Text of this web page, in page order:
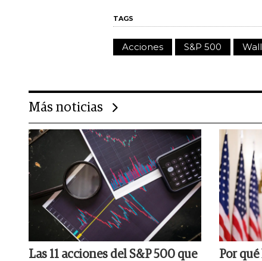
TAGS
Acciones S&P 500
Más noticias
Las 11 acciones del S&P 500 que
Por